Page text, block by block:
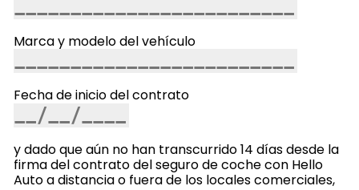
Marca y modelo del vehículo
Fecha de inicio del contrato
y dado que aún no han transcurrido 14 días desde la
firma del contrato del seguro de coche con Hello
Auto a distancia o fuera de los locales comerciales,